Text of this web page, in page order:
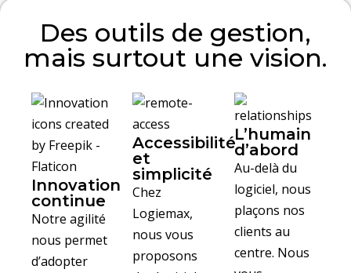
Des outils de gestion,
mais surtout une vision.
Innovation
continue
Notre agilité
nous permet
d’adopter
Accessibilité
et
simplicité
Chez
Logiemax,
nous vous
proposons
L’humain
d’abord
Au-delà du
logiciel, nous
plaçons nos
clients au
centre. Nous